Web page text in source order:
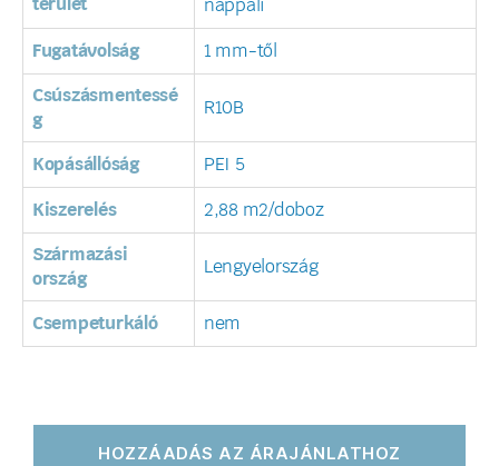
terület
nappali
Fugatávolság 1 mm-től
Csúszásmentessé
g
R10B
Kopásállóság PEI 5
Kiszerelés 2,88 m2/doboz
Származási
ország
Lengyelország
Csempeturkáló nem
HOZZÁADÁS AZ ÁRAJÁNLATHOZ